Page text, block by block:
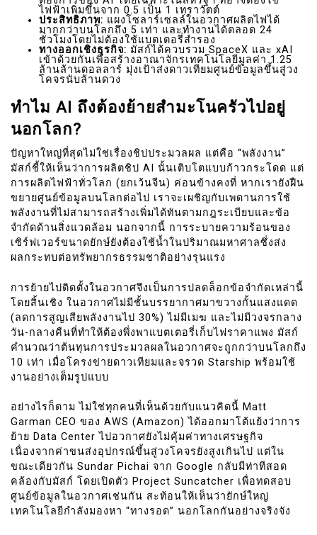
ไฟฟ้าเพิ่มขึ้นจาก 0.5 เป็น 1 เทราวัตต์
ประสิทธิภาพ: แผงโซลาร์เซลล์ในอวกาศผลิตไฟได้
มากกว่าบนโลกถึง 5 เท่า และทำงานได้ตลอด 24
ชั่วโมงโดยไม่ต้องใช้แบตเตอรี่สำรอง
ทางออกเชิงธุรกิจ: มัสก์ได้ควบรวม SpaceX และ xAI
เข้าด้วยกันเพื่อสร้างอาณาจักรเทคโนโลยีมูลค่า 1.25
ล้านล้านดอลลาร์ มุ่งเป้าส่งดาวเทียมศูนย์ข้อมูลขึ้นสู่วง
โคจรนับล้านดวง
ทำไม AI ถึงต้องย้ายสำมะโนครัวไปอยู่
นอกโลก?
ปัญหาใหญ่ที่สุดไม่ใช่เรื่องชิปประมวลผล แต่คือ “พลังงาน”
มัสก์ชี้ให้เห็นว่าการผลิตชิป AI นั้นเติบโตแบบก้าวกระโดด แต่
การผลิตไฟฟ้าทั่วโลก (ยกเว้นจีน) ค่อนข้างคงที่ หากเรายังฝืน
ขยายศูนย์ข้อมูลบนโลกต่อไป เราจะเผชิญกับเพดานการใช้
พลังงานที่ไม่สามารถสร้างเพิ่มได้ทันตามกฎระเบียบและข้อ
จำกัดด้านสิ่งแวดล้อม นอกจากนี้ การระบายความร้อนของ
เซิร์ฟเวอร์ขนาดยักษ์ยังต้องใช้น้ำในปริมาณมหาศาลซึ่งส่ง
ผลกระทบต่อทรัพยากรธรรมชาติอย่างรุนแรง
การย้ายไปติดตั้งในอวกาศจึงเป็นการปลดล็อกข้อจำกัดเหล่านี้
โดยสิ้นเชิง ในอวกาศไม่มีชั้นบรรยากาศมาขวางกั้นแสงแดด
(ลดการสูญเสียพลังงานไป 30%) ไม่มีเมฆ และไม่มีวงจรกลาง
วัน-กลางคืนที่ทำให้ต้องพึ่งพาแบตเตอรี่เก็บไฟราคาแพง มัสก์
คำนวณว่าต้นทุนการประมวลผลในอวกาศจะถูกกว่าบนโลกถึง
10 เท่า เมื่อโครงข่ายดาวเทียมและจรวด Starship พร้อมใช้
งานอย่างเต็มรูปแบบ
อย่างไรก็ตาม ไม่ใช่ทุกคนที่เห็นด้วยกับแนวคิดนี้ Matt
Garman CEO ของ AWS (Amazon) ได้ออกมาโต้แย้งว่าการ
ย้าย Data Center ไปอวกาศยังไม่คุ้มค่าทางเศรษฐกิจ
เนื่องจากค่าขนส่งอุปกรณ์ขึ้นสู่วงโคจรยังสูงเกินไป แต่ใน
ขณะเดียวกัน Sundar Pichai จาก Google กลับมีท่าทีสอด
คล้องกับมัสก์ โดยเปิดตัว Project Suncatcher เพื่อทดสอบ
ศูนย์ข้อมูลในอวกาศเช่นกัน สะท้อนให้เห็นว่ายักษ์ใหญ่
เทคโนโลยีกำลังมองหา “ทางรอด” นอกโลกกันอย่างจริงจัง